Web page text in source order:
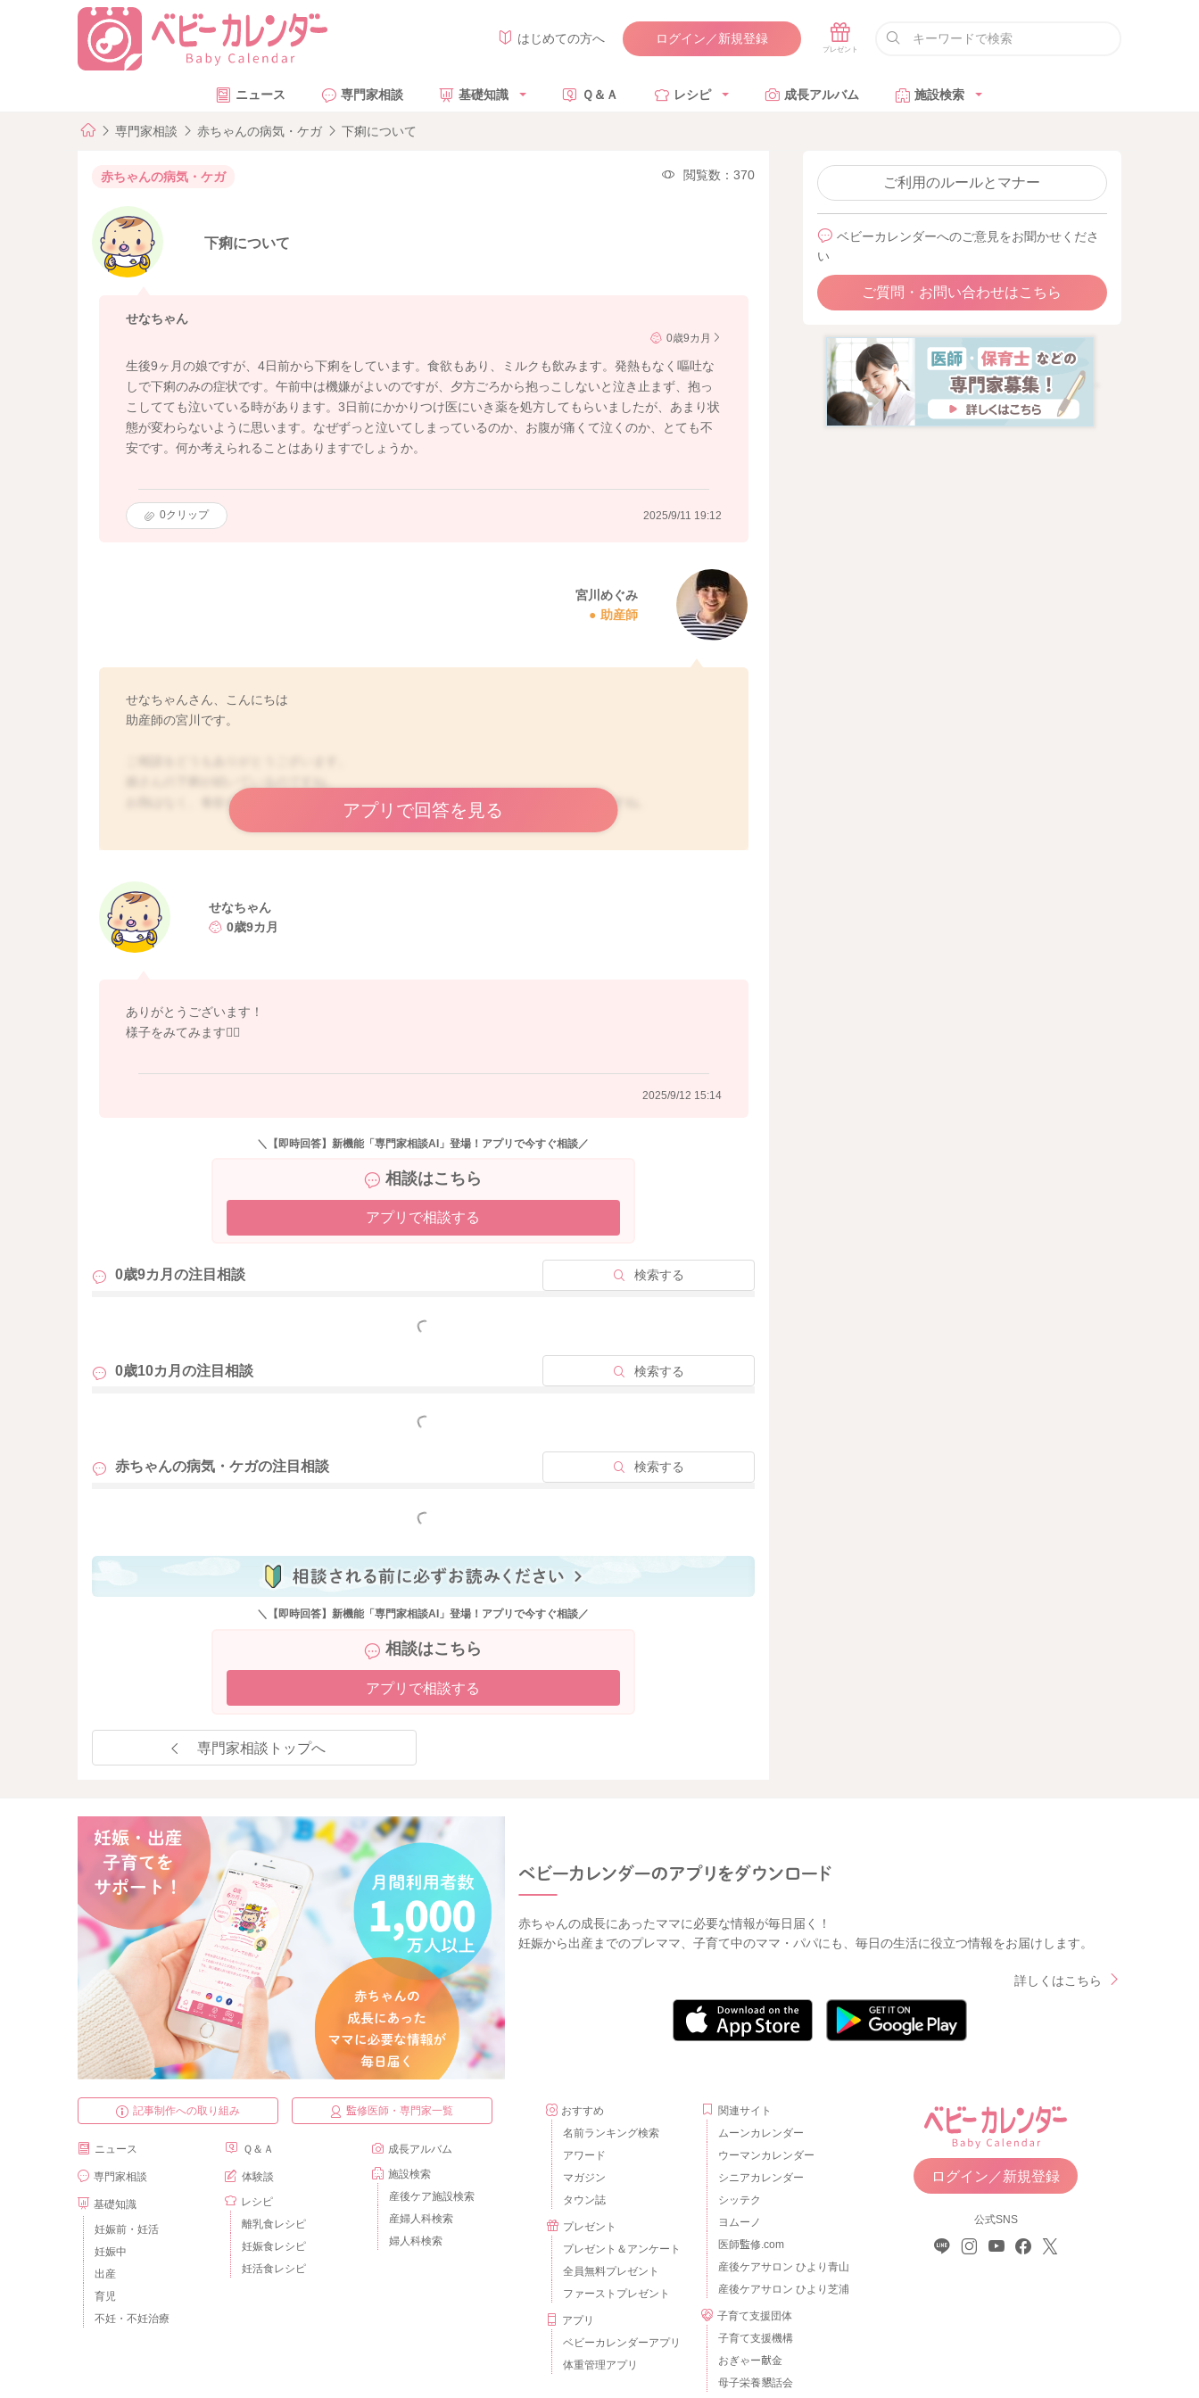
はじめての方へ ログイン／新規登録
ニュース 専門家相談 基礎知識 Ｑ＆Ａ レシピ 成長アルバム 施設検索
専門家相談 赤ちゃんの病気・ケガ 下痢について
赤ちゃんの病気・ケガ 閲覧数：370
下痢について
せなちゃん
0歳9カ月
生後9ヶ月の娘ですが、4日前から下痢をしています。食欲もあり、ミルクも飲みます。発熱もなく嘔吐な
しで下痢のみの症状です。午前中は機嫌がよいのですが、夕方ごろから抱っこしないと泣き止まず、抱っ
こしてても泣いている時があります。3日前にかかりつけ医にいき薬を処方してもらいましたが、あまり状
態が変わらないように思います。なぜずっと泣いてしまっているのか、お腹が痛くて泣くのか、とても不
安です。何か考えられることはありますでしょうか。
0クリップ 2025/9/11 19:12
宮川めぐみ
助産師
せなちゃんさん、こんにちは
助産師の宮川です。
お熱はなく、食欲もあるということですが、夕方になると機嫌が悪くなってしまうのですね。
ない分、夕方になってくると疲れてしまったりするのかもしれませんね。
下痢の具合も改善せず、機嫌悪く、飲みも悪くなってしまうようなことがありましたら、受診をしていた
だくといいと思いますよ。
どうぞよろしくお願いします。
アプリで回答を見る
せなちゃん
0歳9カ月
ありがとうございます！
様子をみてみます🙇‍♀️
2025/9/12 15:14
＼【即時回答】新機能「専門家相談AI」登場！アプリで今すぐ相談／
相談はこちら
アプリで相談する
0歳9カ月の注目相談 検索する
もっと見る
0歳10カ月の注目相談 検索する
もっと見る
赤ちゃんの病気・ケガの注目相談 検索する
もっと見る
＼【即時回答】新機能「専門家相談AI」登場！アプリで今すぐ相談／
相談はこちら
アプリで相談する
専門家相談トップへ
ご利用のルールとマナー
ベビーカレンダーへのご意見をお聞かせくださ
い
ご質問・お問い合わせはこちら
赤ちゃんの成長にあったママに必要な情報が毎日届く！
妊娠から出産までのプレママ、子育て中のママ・パパにも、毎日の生活に役立つ情報をお届けします。
詳しくはこちら
記事制作への取り組み 監修医師・専門家一覧
ニュース
専門家相談
基礎知識
妊娠前・妊活
妊娠中
出産
育児
不妊・不妊治療
Ｑ＆Ａ
体験談
レシピ
離乳食レシピ
妊娠食レシピ
妊活食レシピ
成長アルバム
施設検索
産後ケア施設検索
産婦人科検索
婦人科検索
おすすめ
名前ランキング検索
アワード
マガジン
タウン誌
プレゼント
プレゼント＆アンケート
全員無料プレゼント
ファーストプレゼント
アプリ
ベビーカレンダーアプリ
体重管理アプリ
関連サイト
ムーンカレンダー
ウーマンカレンダー
シニアカレンダー
シッテク
ヨムーノ
医師監修.com
産後ケアサロン ひより青山
産後ケアサロン ひより芝浦
子育て支援団体
子育て支援機構
おぎゃー献金
母子栄養懇話会
ログイン／新規登録
公式SNS